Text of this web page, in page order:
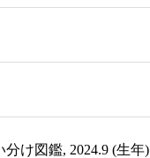
け図鑑, 2024.9 (生年)